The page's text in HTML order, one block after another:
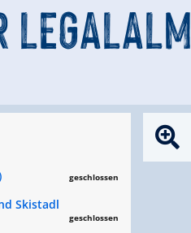
LEGALALM
geschlossen
Skistadl
geschlossen